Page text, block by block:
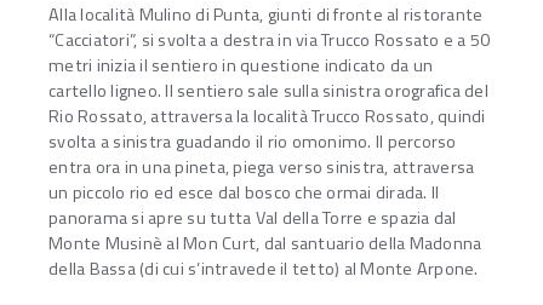
Alla località Mulino di Punta, giunti di fronte al ristorante
“Cacciatori”, si svolta a destra in via Trucco Rossato e a 50
metri inizia il sentiero in questione indicato da un
cartello ligneo. Il sentiero sale sulla sinistra orografica del
Rio Rossato, attraversa la località Trucco Rossato, quindi
svolta a sinistra guadando il rio omonimo. Il percorso
entra ora in una pineta, piega verso sinistra, attraversa
un piccolo rio ed esce dal bosco che ormai dirada. Il
panorama si apre su tutta Val della Torre e spazia dal
Monte Musinè al Mon Curt, dal santuario della Madonna
della Bassa (di cui s’intravede il tetto) al Monte Arpone.